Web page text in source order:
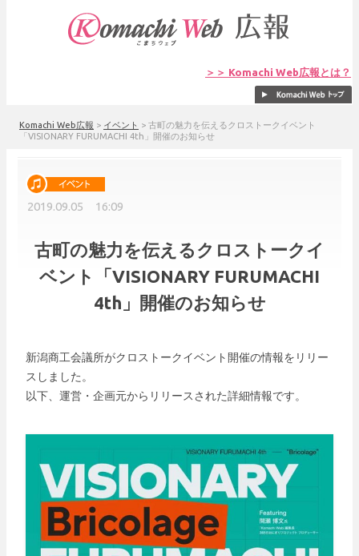
＞＞ Komachi Web広報とは？
Komachi Web広報 > イベント > 古町の魅力を伝えるクロストークイベント
「VISIONARY FURUMACHI 4th」開催のお知らせ
2019.09.05 16:09
古町の魅力を伝えるクロストークイ
ベント「VISIONARY FURUMACHI
4th」開催のお知らせ
新潟商工会議所がクロストークイベント開催の情報をリリー
スしました。
以下、運営・企画元からリリースされた詳細情報です。